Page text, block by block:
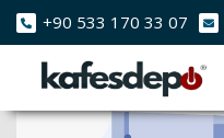
+90 533 170 33 07